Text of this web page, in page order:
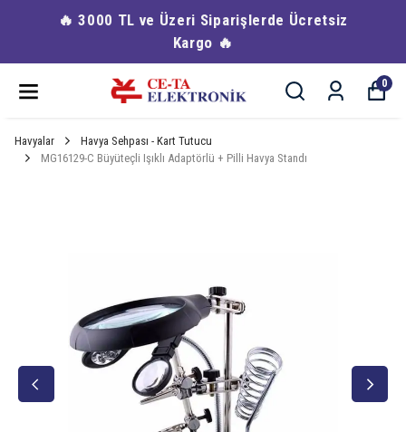
🔥 3000 TL ve Üzeri Siparişlerde Ücretsiz
Kargo 🔥
0
Havyalar
Havya Sehpası - Kart Tutucu
MG16129-C Büyüteçli Işıklı Adaptörlü + Pilli Havya Standı